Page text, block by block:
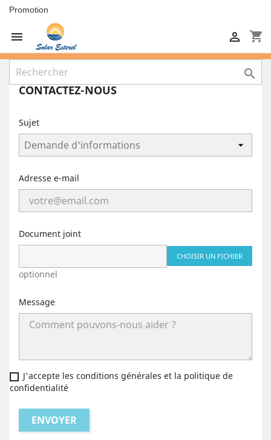
Promotion
 shopping_cart


CONTACTEZ-NOUS
Sujet
Adresse e-mail
Document joint
CHOISIR UN FICHIER
optionnel
Message
J'accepte les conditions générales et la politique de
confidentialité